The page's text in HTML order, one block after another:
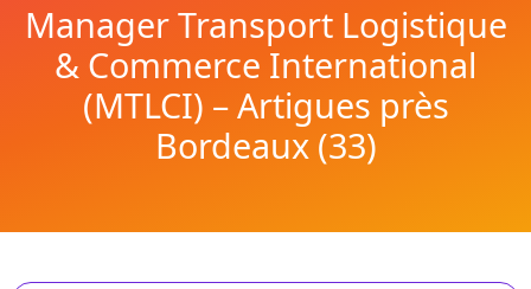
Manager Transport Logistique
& Commerce International
(MTLCI) – Artigues près
Bordeaux (33)